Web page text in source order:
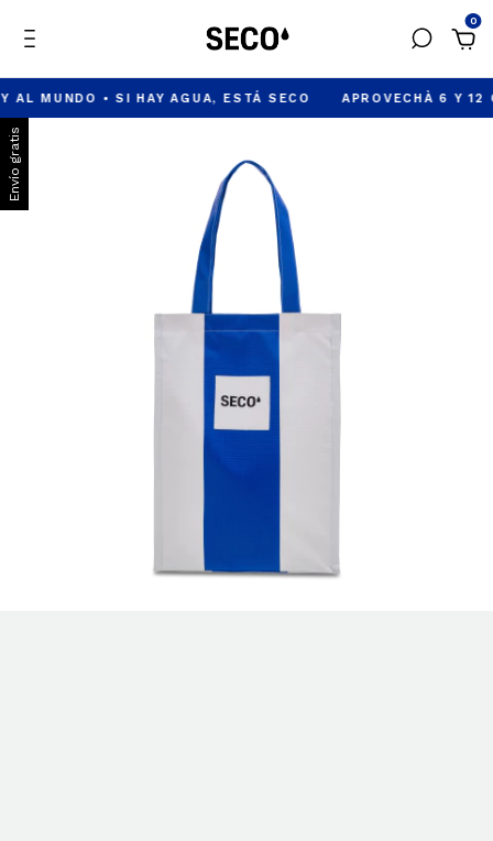
0
• SI HAY AGUA, ESTÁ SECO APROVECHÀ 6 Y 12
Envío gratis